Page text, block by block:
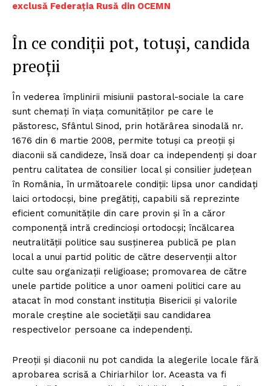
exclusă Federația Rusă din OCEMN
În ce condiții pot, totuși, candida
preoții
În vederea împlinirii misiunii pastoral-sociale la care
sunt chemați în viața comunităților pe care le
păstoresc, Sfântul Sinod, prin hotărârea sinodală nr.
1676 din 6 martie 2008, permite totuși ca preoții și
diaconii să candideze, însă doar ca independenți și doar
pentru calitatea de consilier local şi consilier județean
în România, în următoarele condiții: lipsa unor candidați
laici ortodocși, bine pregătiți, capabili să reprezinte
eficient comunitățile din care provin și în a căror
componență intră credincioși ortodocși; încălcarea
neutralității politice sau susținerea publică pe plan
local a unui partid politic de către deservenții altor
culte sau organizații religioase; promovarea de către
unele partide politice a unor oameni politici care au
atacat în mod constant instituția Bisericii și valorile
morale creștine ale societății sau candidarea
respectivelor persoane ca independenți.
Preoții și diaconii nu pot candida la alegerile locale fără
aprobarea scrisă a Chiriarhilor lor. Aceasta va fi